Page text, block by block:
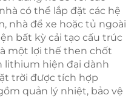
có thể lắp đặt các hệ
nhà để xe hoặc tủ ngoài
bất kỳ cải tạo cấu trúc
một lợi thế then chốt
lithium hiện đại dành
trời được tích hợp
quản lý nhiệt, bảo vệ